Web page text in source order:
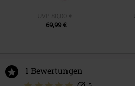
UVP 80,00 €
69,99 €
1 Bewertungen